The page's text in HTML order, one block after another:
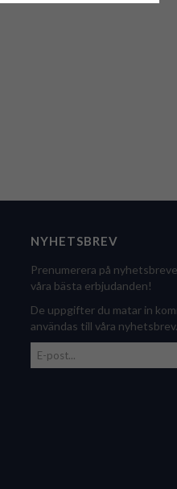
NYHETSBREV
Prenumerera på
våra bästa erbjudanden!
De uppgifter du matar in
användas till våra nyhetsbrev.